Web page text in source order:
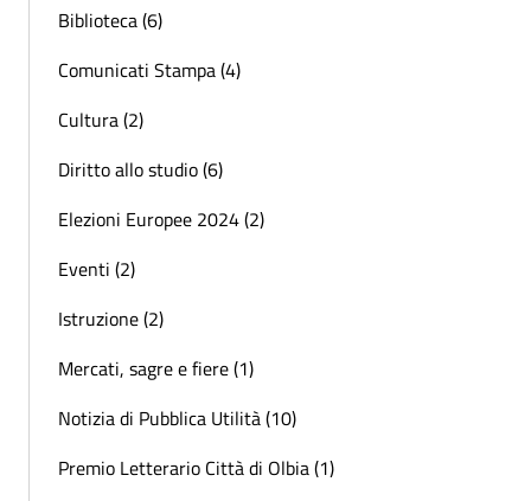
Biblioteca (6)
Comunicati Stampa (4)
Cultura (2)
Diritto allo studio (6)
Elezioni Europee 2024 (2)
Eventi (2)
Istruzione (2)
Mercati, sagre e fiere (1)
Notizia di Pubblica Utilità (10)
Premio Letterario Città di Olbia (1)